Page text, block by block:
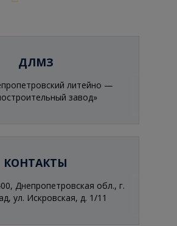
ДЛМЗ
литейно —
завод»
КОНТАКТЫ
Днепропетровская обл., г.
ул. Искровская, д. 1/11